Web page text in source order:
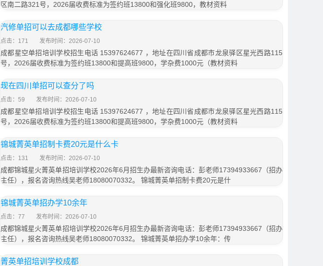
区南二路321号，2026届收费标准为签约班13800和强化班9800，教材资料
汽修单招可以去成都哪些学校
点击：171 发布时间：2026-07-10
成都星空单招培训学校招生电话 15397624677 ，地址在四川省成都市龙泉驿区星光西路115
号，2026届收费标准为签约班13800和提高班9800，学杂费1000元（教材资料
现在四川单招可以查分了吗
点击：59 发布时间：2026-07-10
成都星空单招培训学校招生电话 15397624677 ，地址在四川省成都市龙泉驿区星光西路115
号，2026届收费标准为签约班13800和提高班9800，学杂费1000元（教材资料
锦城菁英单招制卡费20元是什么卡
点击：131 发布时间：2026-07-10
成都锦城星火菁英单招培训学校2026年6月招生办最新咨询电话：彭老师17394933667（招办
主任），报名咨询热线吴老师18080070332。 锦城菁英单招制卡费20元是什
锦城菁英单招办学10余年
点击：77 发布时间：2026-07-10
成都锦城星火菁英单招培训学校2026年6月招生办最新咨询电话：彭老师17394933667（招办
主任），报名咨询热线吴老师18080070332。 锦城菁英单招办学10余年：传
箐英单招培训学校成都